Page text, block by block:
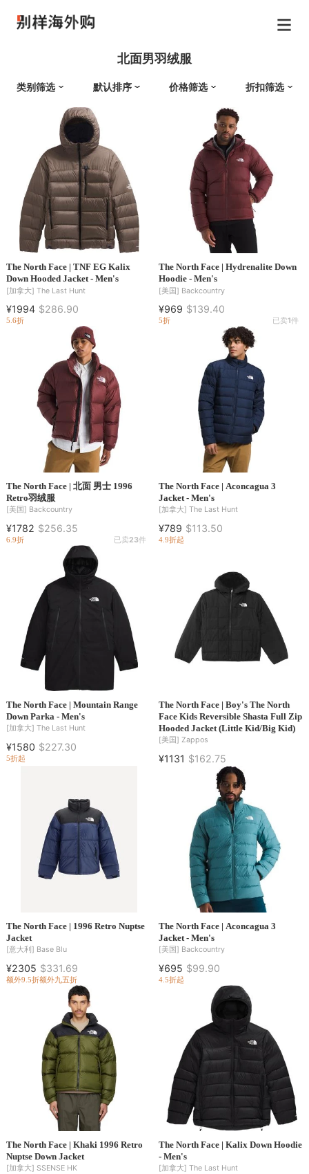
北面男羽绒服
类别筛选 默认排序 价格筛选 折扣筛选
The North Face | TNF EG Kalix
Down Hooded Jacket - Men's
[加拿大] The Last Hunt
¥1994 $286.90
5.6折
The North Face | Hydrenalite Down
Hoodie - Men's
[美国] Backcountry
¥969 $139.40
5折 已卖1件
The North Face | 北面 男士 1996
Retro羽绒服
[美国] Backcountry
¥1782 $256.35
6.9折 已卖23件
The North Face | Aconcagua 3
Jacket - Men's
[加拿大] The Last Hunt
¥789 $113.50
4.9折起
The North Face | Mountain Range
Down Parka - Men's
[加拿大] The Last Hunt
¥1580 $227.30
5折起
The North Face | Boy's The North
Face Kids Reversible Shasta Full Zip
Hooded Jacket (Little Kid/Big Kid)
[美国] Zappos
¥1131 $162.75
The North Face | 1996 Retro Nuptse
Jacket
[意大利] Base Blu
¥2305 $331.69
额外9.5折额外九五折
The North Face | Aconcagua 3
Jacket - Men's
[美国] Backcountry
¥695 $99.90
4.5折起
The North Face | Khaki 1996 Retro
Nuptse Down Jacket
[加拿大] SSENSE HK
The North Face | Kalix Down Hoodie
- Men's
[加拿大] The Last Hunt